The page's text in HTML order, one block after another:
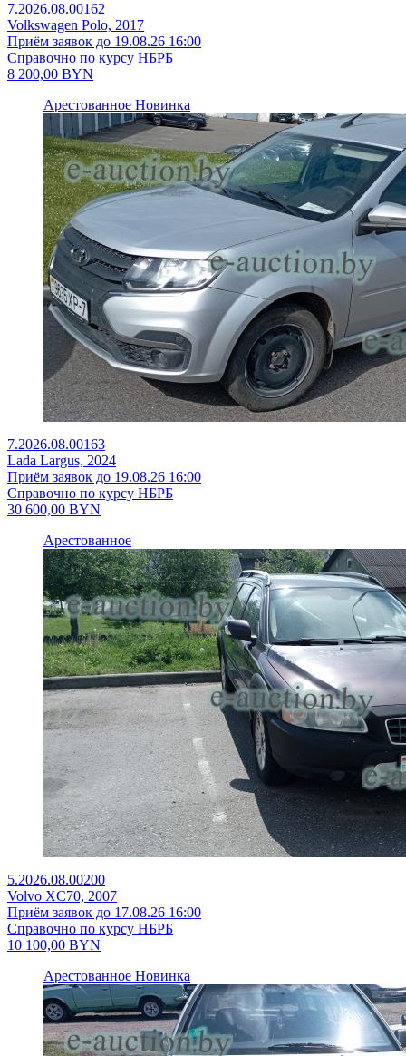
7.2026.08.00162
Volkswagen Polo, 2017
Приём заявок до 19.08.26 16:00
Справочно по курсу НБРБ
8 200,00 BYN
Арестованное Новинка
7.2026.08.00163
Lada Largus, 2024
Приём заявок до 19.08.26 16:00
Справочно по курсу НБРБ
30 600,00 BYN
Арестованное
5.2026.08.00200
Volvo XC70, 2007
Приём заявок до 17.08.26 16:00
Справочно по курсу НБРБ
10 100,00 BYN
Арестованное Новинка